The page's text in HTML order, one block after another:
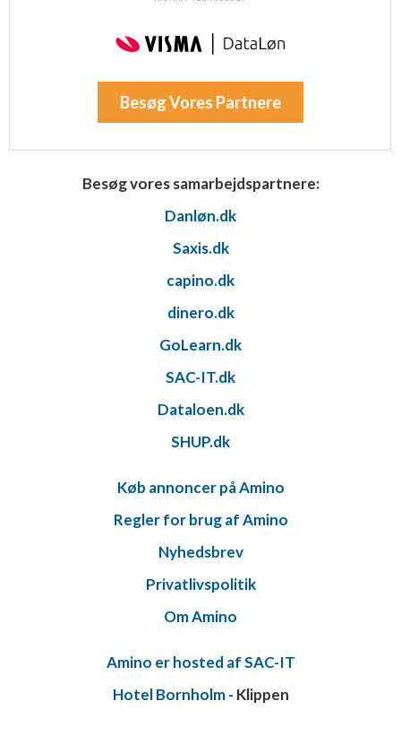
Besøg Vores Partnere
Besøg vores samarbejdspartnere:
Danløn.dk
Saxis.dk
capino.dk
dinero.dk
GoLearn.dk
SAC-IT.dk
Dataloen.dk
SHUP.dk
Køb annoncer på Amino
Regler for brug af Amino
Nyhedsbrev
Privatlivspolitik
Om Amino
Amino er hosted af SAC-IT
Hotel Bornholm- Klippen